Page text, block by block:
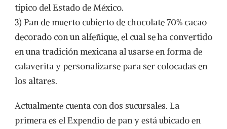
típico del Estado de México.
3) Pan de muerto cubierto de chocolate 70% cacao
decorado con un alfeñique, el cual se ha convertido
en una tradición mexicana al usarse en forma de
calaverita y personalizarse para ser colocadas en
los altares.
Actualmente cuenta con dos sucursales. La
primera es el Expendio de pan y está ubicado en